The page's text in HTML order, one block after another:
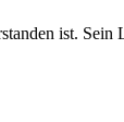
ist.